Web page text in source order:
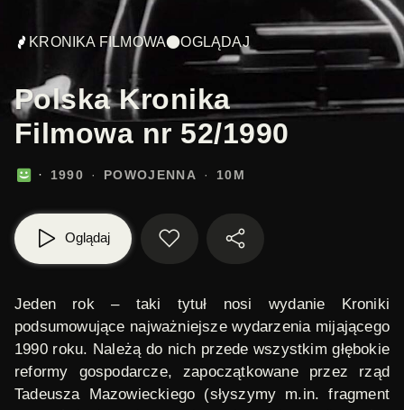
KRONIKA FILMOWA OGLĄDAJ
Polska Kronika
Filmowa nr 52/1990
1990 POWOJENNA 10M
Oglądaj
Jeden rok
– taki tytuł nosi wydanie Kroniki
podsumowujące najważniejsze wydarzenia mijającego
1990 roku. Należą do nich przede wszystkim głębokie
reformy gospodarcze, zapoczątkowane przez rząd
Tadeusza Mazowieckiego (słyszymy m.in. fragment